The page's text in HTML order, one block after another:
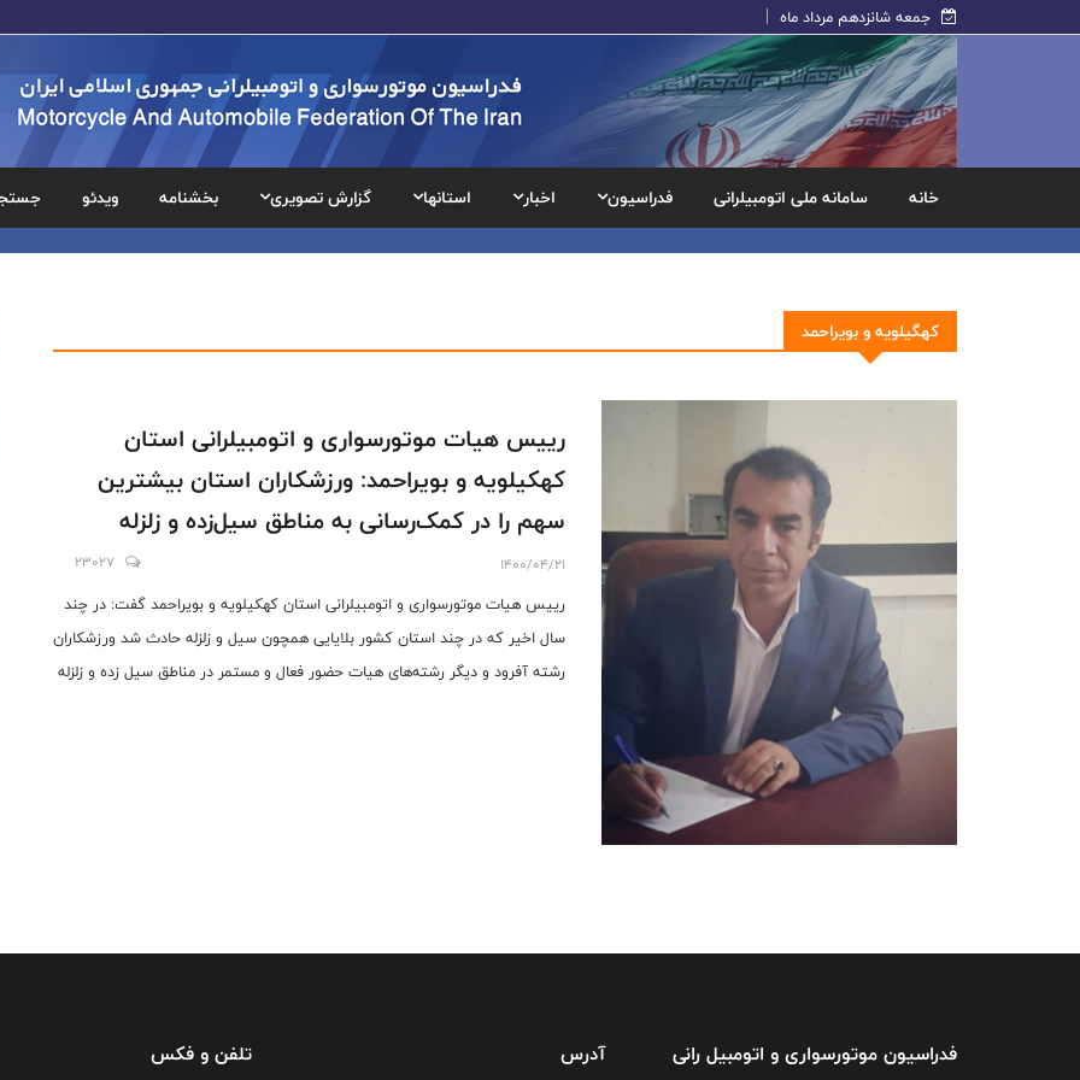
جمعه شانزدهم مرداد ماه
خانه سامانه ملی اتومبیلرانی فدراسیون اخبار استانها گزارش تصویری بخشنامه ویدئو
كهگيلويه و بويراحمد
رییس هیات موتورسواری و اتومبیلرانی استان
کهکیلویه و بویراحمد: ورزشکاران استان بیشترین
سهم را در کمک‌رسانی به مناطق سیل‌زده و زلزله
داشتند
1400/04/21
23027
رییس هیات موتورسواری و اتومبیلرانی استان کهکیلویه و بویراحمد گفت: در چند
سال اخیر که در چند استان کشور بلایایی همچون سیل و زلزله حادث شد ورزشکاران
رشته آفرود و دیگر رشته‌های هیات حضور فعال و مستمر در مناطق سیل زده و زلزله
فدراسیون موتورسواری و اتومبیل رانی
آدرس تلفن و فکس